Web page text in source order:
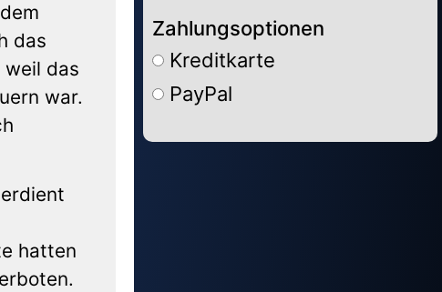
das
das
war.
hatten
Zahlungsoptionen
Kreditkarte
PayPal
Alternative: